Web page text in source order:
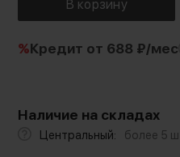
%Кредит от 688 ₽/мес
Наличие на складах
Центральный: более 5